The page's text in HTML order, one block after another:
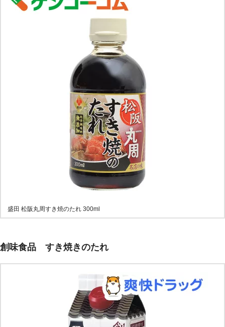
盛田 松阪丸周すき焼のたれ 300ml
創味食品 すき焼きのたれ